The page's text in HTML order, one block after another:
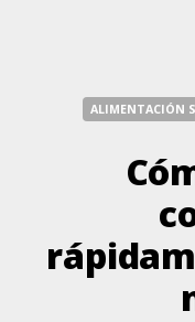
ALIMENTACIÓN